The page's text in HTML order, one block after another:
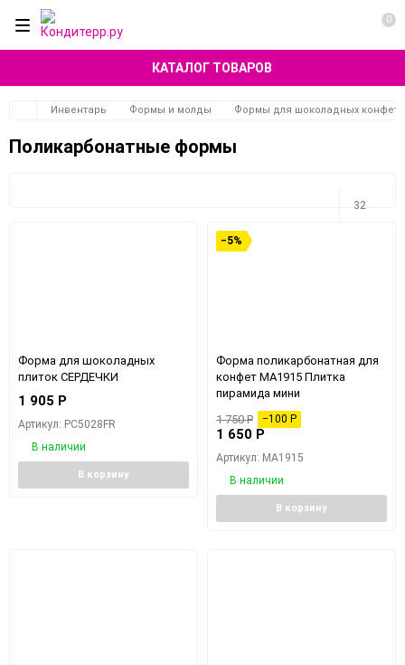
КАТАЛОГ ТОВАРОВ
0
Инвентарь Формы и молды Формы для шоколадных конфет
Поликарбонатные формы
32
160
Форма для шоколадных
плиток СЕРДЕЧКИ
1 905 Р
Артикул: PC5028FR
В наличии
В корзину
−5%
Форма поликарбонатная для
конфет MA1915 Плитка
пирамида мини
1 750Р −100 Р
1 650 Р
Артикул: MA1915
В наличии
В корзину